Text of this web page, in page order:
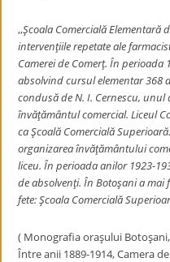
,,Şcoala Comercială Elementară
intervenţiile repetate ale
Camerei de Comerţ. În perioada
absolvind cursul elementar 368
condusă de N. I. Cernescu,
învăţământul comercial. Liceul
ca Şcoală Comercială
organizarea învăţământului
liceu. În perioada anilor 1923-
de absolvenţi. În Botoşani a
fete: Şcoala Comercială
( Monografia oraşului
Între anii 1889-1914, Camera